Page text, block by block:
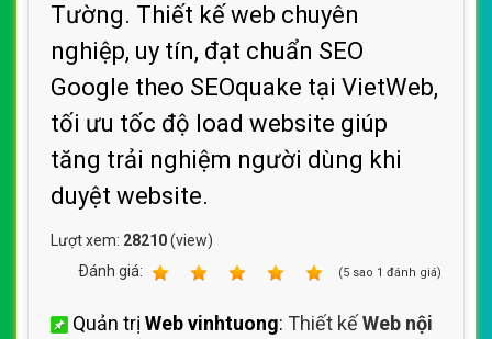
Tường. Thiết kế web chuyên
nghiệp, uy tín, đạt chuẩn SEO
Google theo SEOquake tại VietWeb,
tối ưu tốc độ load website giúp
tăng trải nghiệm người dùng khi
duyệt website.
Lượt xem: 28210(view)
Ðánh giá:
(5 sao 1 đánh giá)
Quản trị Web vinhtuong: Thiết kếWeb nội